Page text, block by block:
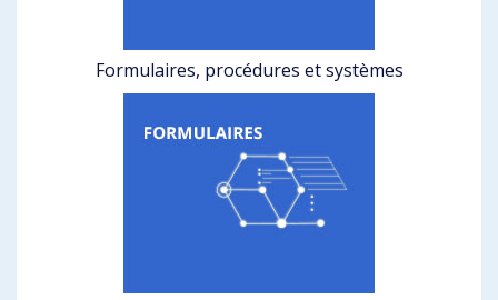
Formulaires, procédures et systèmes